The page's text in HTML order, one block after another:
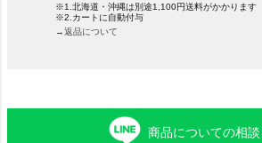
※1.北海道・沖縄は別途1,100円送料がかかります
※2.カートに自動付与
→返品について
商品についての相